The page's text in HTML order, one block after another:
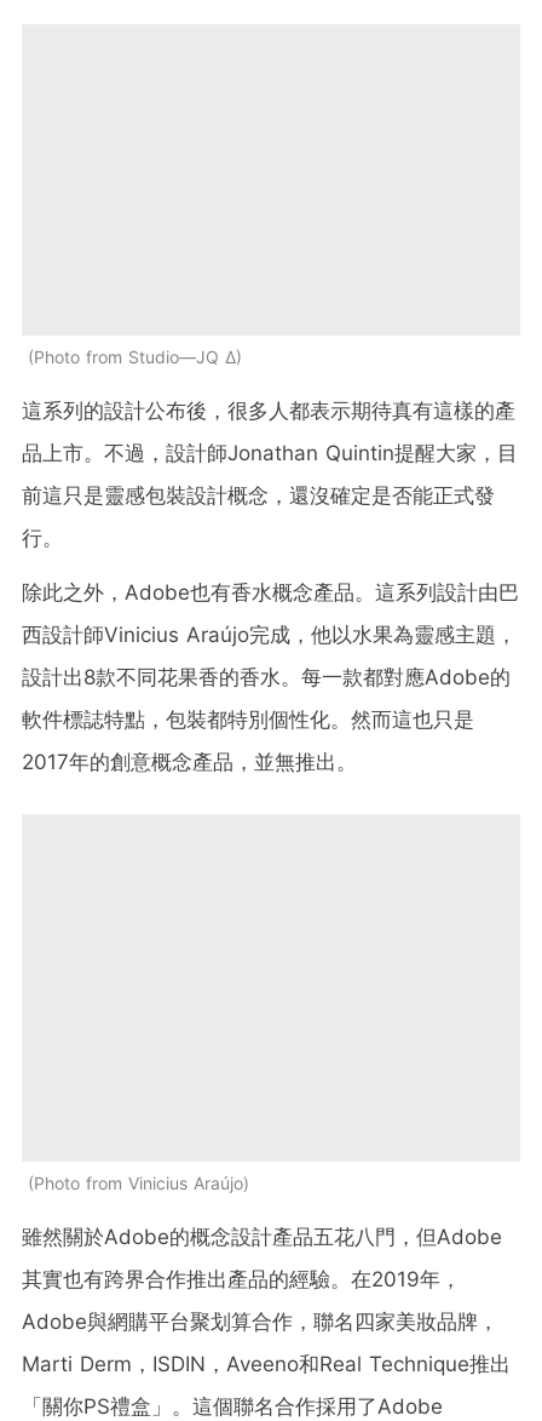
Photo from Studio—JQ ∆
這系列的設計公布後，很多人都表示期待真有這樣的產
品上市。不過，設計師Jonathan Quintin提醒大家，目
前這只是靈感包裝設計概念，還沒確定是否能正式發
行。
除此之外，Adobe也有香水概念產品。這系列設計由巴
西設計師Vinicius Araújo完成，他以水果為靈感主題，
設計出8款不同花果香的香水。每一款都對應Adobe的
軟件標誌特點，包裝都特別個性化。然而這也只是
2017年的創意概念產品，並無推出。
Photo from Vinicius Araújo
雖然關於Adobe的概念設計產品五花八門，但Adobe
其實也有跨界合作推出產品的經驗。在2019年，
Adobe與網購平台聚划算合作，聯名四家美妝品牌，
Marti Derm，ISDIN，Aveeno和Real Technique推出
「關你PS禮盒」。這個聯名合作採用了Adobe